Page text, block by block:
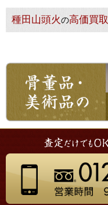
種田山頭火の高価買取